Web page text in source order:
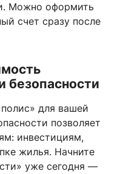
Можно оформить
счет сразу после
безопасности
для вашей
позволяет
инвестициям,
жилья. Начните
уже сегодня —